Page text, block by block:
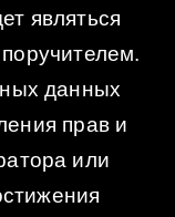
являться
данных
прав и
или